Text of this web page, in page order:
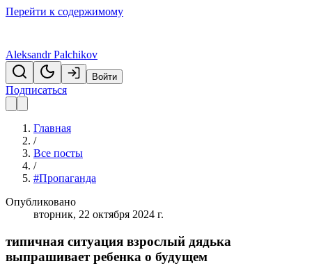
Перейти к содержимому
Aleksandr Palchikov
Войти
Подписаться
Главная
/
Все посты
/
#Пропаганда
Опубликовано
вторник, 22 октября 2024 г.
типичная ситуация взрослый дядька
выпрашивает ребенка о будущем